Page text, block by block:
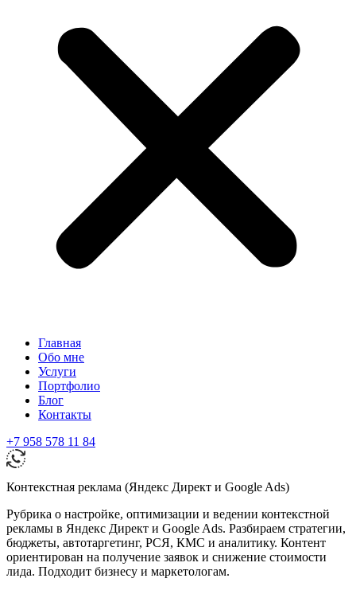
Главная
Обо мне
Услуги
Портфолио
Блог
Контакты
+7 958 578 11 84
Контекстная реклама (Яндекс Директ и Google Ads)
Рубрика о настройке, оптимизации и ведении контекстной
рекламы в Яндекс Директ и Google Ads. Разбираем стратегии,
бюджеты, автотаргетинг, РСЯ, КМС и аналитику. Контент
ориентирован на получение заявок и снижение стоимости
лида. Подходит бизнесу и маркетологам.